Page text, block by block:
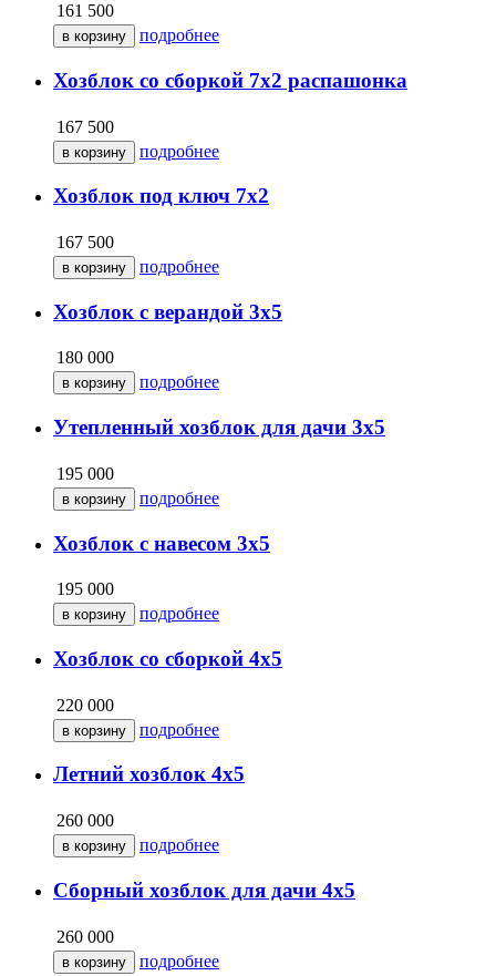
161 500
подробнее
Хозблок со сборкой 7х2 распашонка
167 500
подробнее
Хозблок под ключ 7х2
167 500
подробнее
Хозблок с верандой 3х5
180 000
подробнее
Утепленный хозблок для дачи 3х5
195 000
подробнее
Хозблок с навесом 3х5
195 000
подробнее
Хозблок со сборкой 4х5
220 000
подробнее
Летний хозблок 4х5
260 000
подробнее
Сборный хозблок для дачи 4х5
260 000
подробнее